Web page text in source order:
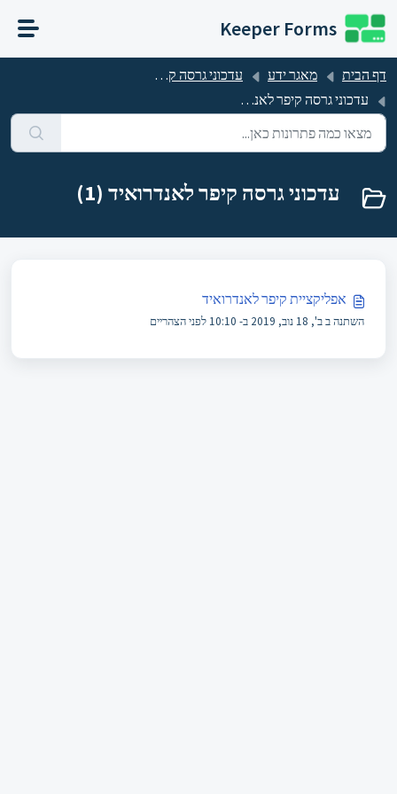
Keeper Forms
דף הבית מאגר ידע
עדכוני גרסה קיפר
עדכוני גרסה קיפר לאנדרואיד
עדכוני גרסה קיפר לאנדרואיד (1)
אפליקציית קיפר לאנדרואיד
השתנה ב ב', 18 נוב, 2019 ב- 10:10 לפני הצהריים